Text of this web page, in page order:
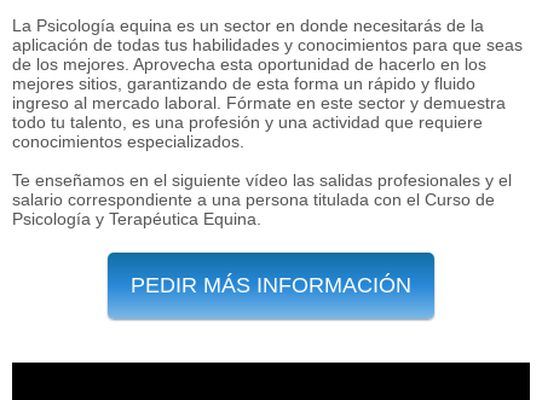
La Psicología equina es un sector en donde necesitarás de la
aplicación de todas tus habilidades y conocimientos para que seas
de los mejores. Aprovecha esta oportunidad de hacerlo en los
mejores sitios, garantizando de esta forma un rápido y fluido
ingreso al mercado laboral. Fórmate en este sector y demuestra
todo tu talento, es una profesión y una actividad que requiere
conocimientos especializados.
Te enseñamos en el siguiente vídeo las salidas profesionales y el
salario correspondiente a una persona titulada con el Curso de
Psicología y Terapéutica Equina.
PEDIR MÁS INFORMACIÓN